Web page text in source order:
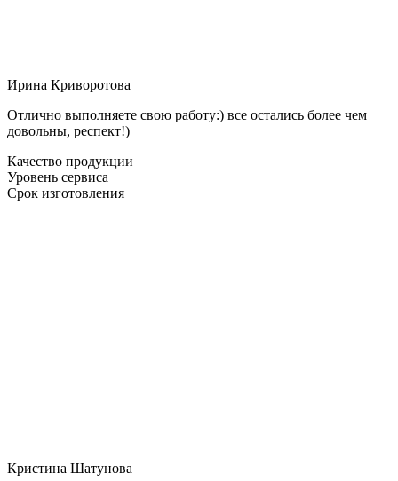
Ирина Криворотова
Отлично выполняете свою работу:) все остались более чем
довольны, респект!)
Качество продукции
Уровень сервиса
Срок изготовления
Кристина Шатунова